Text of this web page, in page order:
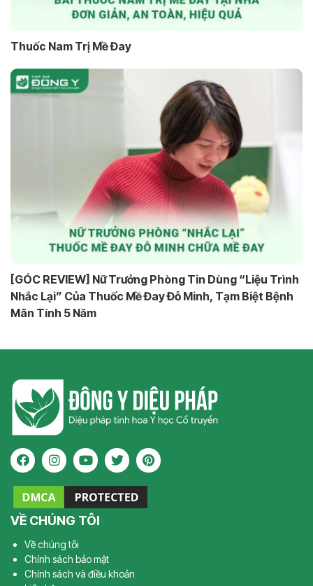
Thuốc Nam Trị Mề Đay
[GÓC REVIEW] Nữ Trưởng Phòng Tin Dùng “Liệu Trình
Nhắc Lại” Của Thuốc Mề Đay Đỗ Minh, Tạm Biệt Bệnh
Mãn Tính 5 Năm
VỀ CHÚNG TÔI
Về chúng tôi
Chính sách bảo mật
Chính sách và điều khoản